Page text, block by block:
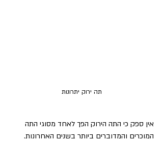
תה ירוק יתרונות
אין ספק כי התה הירוק הפך לאחד מסוגי התה
המוכרים והמדוברים ביותר בשנים האחרונות.